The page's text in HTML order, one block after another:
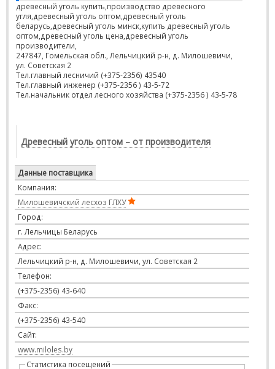
древесный уголь купить,производство древесного
угля,древесный уголь оптом,древесный уголь
беларусь,древесный уголь минск,купить древесный уголь
оптом,древесный уголь цена,древесный уголь
производители,
247847, Гомельская обл., Лельчицкий р-н, д. Милошевичи,
ул. Советская 2
Тел.главный лесничий (+375-2356) 43540
Тел.главный инженер (+375-2356 ) 43-5-72
Тел.начальник отдел лесного хозяйства (+375-2356 ) 43-5-78
Древесный уголь оптом – от производителя
Данные поставщика
Компания:
Милошевичский лесхоз ГЛХУ
Город:
г. Лельчицы Беларусь
Адрес:
Лельчицкий р-н, д. Милошевичи, ул. Советская 2
Телефон:
(+375-2356) 43-640
Факс:
(+375-2356) 43-540
Сайт:
www.miloles.by
Статистика посещений